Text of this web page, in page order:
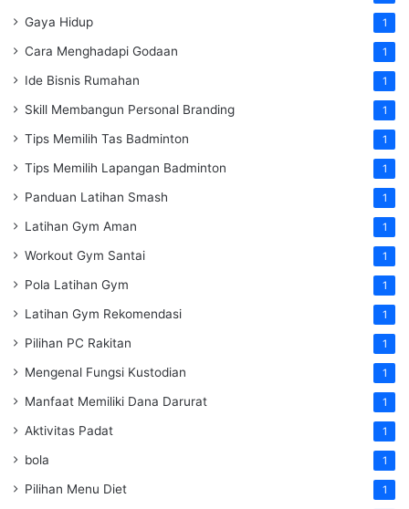
Gaya Hidup 1
Cara Menghadapi Godaan 1
Ide Bisnis Rumahan 1
Skill Membangun Personal Branding 1
Tips Memilih Tas Badminton 1
Tips Memilih Lapangan Badminton 1
Panduan Latihan Smash 1
Latihan Gym Aman 1
Workout Gym Santai 1
Pola Latihan Gym 1
Latihan Gym Rekomendasi 1
Pilihan PC Rakitan 1
Mengenal Fungsi Kustodian 1
Manfaat Memiliki Dana Darurat 1
Aktivitas Padat 1
bola 1
Pilihan Menu Diet 1